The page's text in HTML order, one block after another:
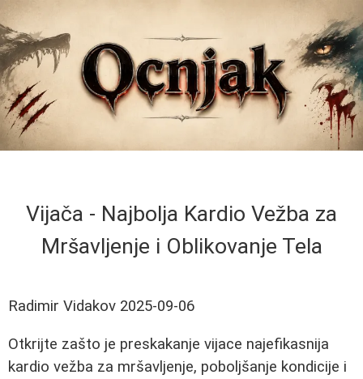
Vijača - Najbolja Kardio Vežba za
Mršavljenje i Oblikovanje Tela
Radimir Vidakov 2025-09-06
Otkrijte zašto je preskakanje vijace najefikasnija
kardio vežba za mršavljenje, poboljšanje kondicije i